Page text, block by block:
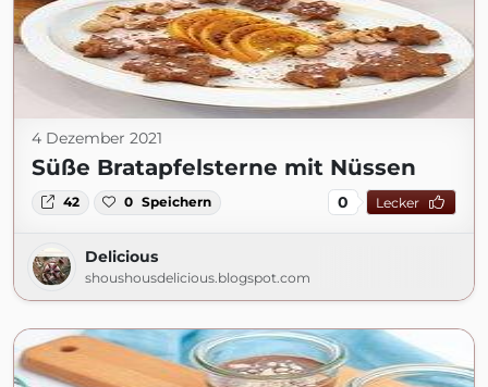
4 Dezember 2021
Süße Bratapfelsterne mit Nüssen
42 0 Speichern 0 Lecker
Delicious
shoushousdelicious.blogspot.com